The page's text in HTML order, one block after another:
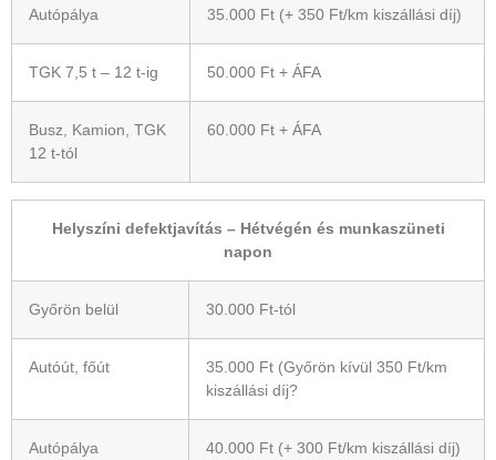
Autópálya 35.000 Ft (+ 350 Ft/km kiszállási díj)
TGK 7,5 t – 12 t-ig 50.000 Ft + ÁFA
Busz, Kamion, TGK
12 t-tól
60.000 Ft + ÁFA
Helyszíni defektjavítás – Hétvégén és munkaszüneti
napon
Győrön belül 30.000 Ft-tól
Autóút, főút
35.000 Ft (Győrön kívül 350 Ft/km
kiszállási díj?
Autópálya 40.000 Ft (+ 300 Ft/km kiszállási díj)